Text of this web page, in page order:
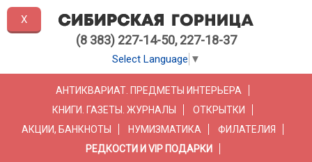
(8 383) 227-14-50, 227-18-37
Select Language ▼
АНТИКВАРИАТ. ПРЕДМЕТЫ ИНТЕРЬЕРА
КНИГИ. ГАЗЕТЫ. ЖУРНАЛЫ
ОТКРЫТКИ
АКЦИИ, БАНКНОТЫ
НУМИЗМАТИКА
ФИЛАТЕЛИЯ
РЕДКОСТИ И VIP ПОДАРКИ
X